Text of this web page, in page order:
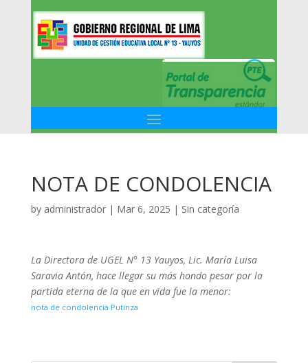
NOTA DE CONDOLENCIA
by administrador| Mar 6, 2025 | Sin categoría
La Directora de UGEL N° 13 Yauyos, Lic. María Luisa
Saravia Antón, hace llegar su más hondo pesar por la
partida eterna de la que en vida fue la menor:
nota de condolencia Putinza